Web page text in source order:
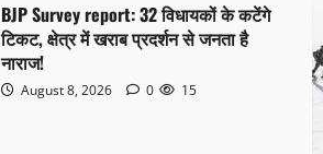
BJP Survey report: 32 विधायकों के कटेंगे
टिकट, क्षेत्र में खराब प्रदर्शन से जनता है
नाराज!
August 8, 2026 0 15